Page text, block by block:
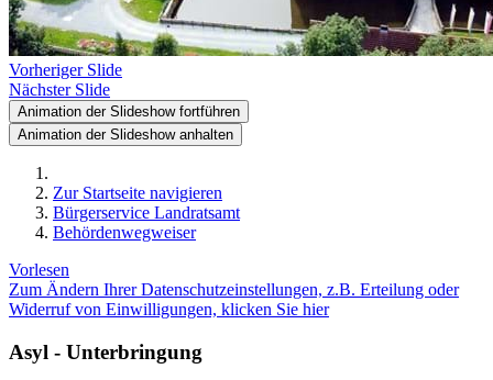
Vorheriger Slide
Nächster Slide
Animation der Slideshow fortführen
Animation der Slideshow anhalten
Zur Startseite navigieren
Bürgerservice Landratsamt
Behördenwegweiser
Vorlesen
Zum Ändern Ihrer Datenschutzeinstellungen, z.B. Erteilung oder
Widerruf von Einwilligungen, klicken Sie hier
Asyl - Unterbringung